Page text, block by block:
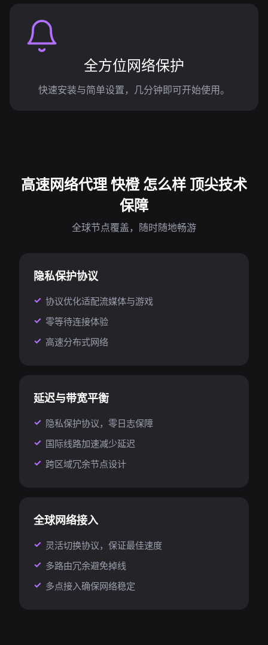
全方位网络保护
快速安装与简单设置，几分钟即可开始使用。
高速网络代理 快橙 怎么样 顶尖技术
保障
全球节点覆盖，随时随地畅游
隐私保护协议
协议优化适配流媒体与游戏
零等待连接体验
高速分布式网络
延迟与带宽平衡
隐私保护协议，零日志保障
国际线路加速减少延迟
跨区域冗余节点设计
全球网络接入
灵活切换协议，保证最佳速度
多路由冗余避免掉线
多点接入确保网络稳定